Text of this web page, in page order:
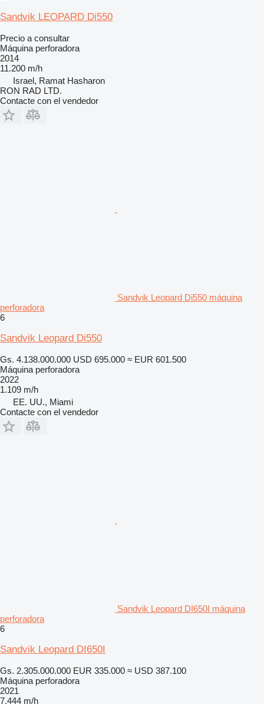
Sandvik LEOPARD Di550
Precio a consultar
Máquina perforadora
2014
11.200 m/h
Israel, Ramat Hasharon
RON RAD LTD.
Contacte con el vendedor
Sandvik Leopard Di550 máquina
perforadora
6
Sandvik Leopard Di550
Gs. 4.138.000.000 USD 695.000 ≈ EUR 601.500
Máquina perforadora
2022
1.109 m/h
EE. UU., Miami
Contacte con el vendedor
Sandvik Leopard DI650I máquina
perforadora
6
Sandvik Leopard DI650I
Gs. 2.305.000.000 EUR 335.000 ≈ USD 387.100
Máquina perforadora
2021
7.444 m/h